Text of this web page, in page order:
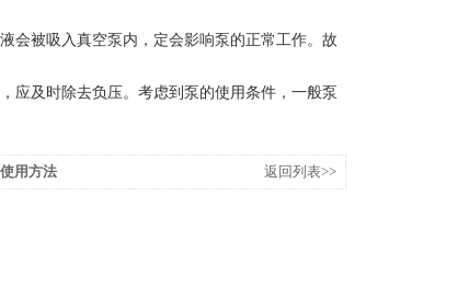
会被吸入真空泵内，定会影响泵的正常工作。故
应及时除去负压。考虑到泵的使用条件，一般泵
用方法 返回列表>>